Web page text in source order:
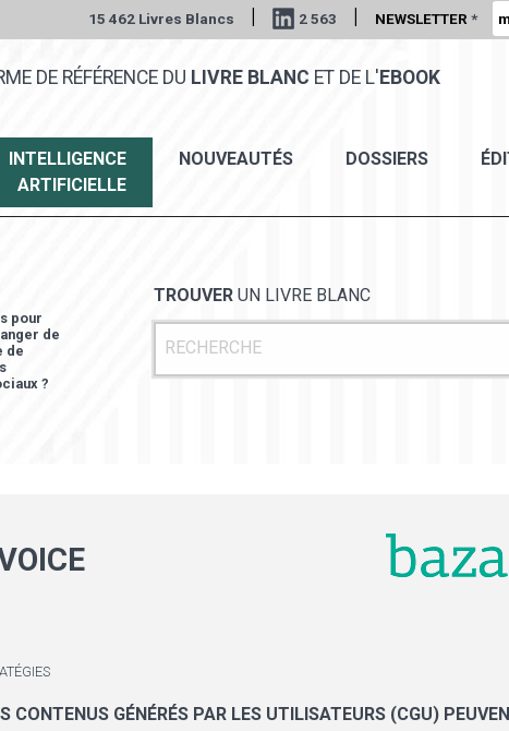
15 462 Livres Blancs | 2 563 | NEWSLETTER *
DE RÉFÉRENCE DU LIVRE BLANC ET DE L' EBOOK
INTELLIGENCE
ARTIFICIELLE
NOUVEAUTÉS DOSSIERS
pour
de
de
?
TROUVER UN LIVRE BLANC
CONTENUS GÉNÉRÉS PAR LES UTILISATEURS (CGU)